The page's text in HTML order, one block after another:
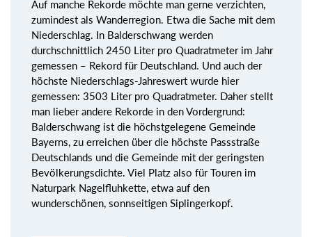
Auf manche Rekorde möchte man gerne verzichten,
zumindest als Wanderregion. Etwa die Sache mit dem
Niederschlag. In Balderschwang werden
durchschnittlich 2450 Liter pro Quadratmeter im Jahr
gemessen – Rekord für Deutschland. Und auch der
höchste Niederschlags-Jahreswert wurde hier
gemessen: 3503 Liter pro Quadratmeter. Daher stellt
man lieber andere Rekorde in den Vordergrund:
Balderschwang ist die höchstgelegene Gemeinde
Bayerns, zu erreichen über die höchste Passstraße
Deutschlands und die Gemeinde mit der geringsten
Bevölkerungsdichte. Viel Platz also für Touren im
Naturpark Nagelfluhkette, etwa auf den
wunderschönen, sonnseitigen Siplingerkopf.